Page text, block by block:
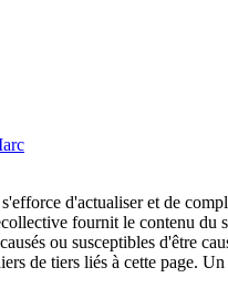
d'actualiser et de
fournit le contenu du
ou susceptibles d'être
de tiers liés à cette page.